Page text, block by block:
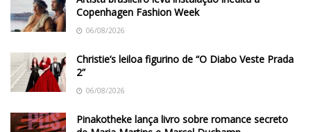
Copenhagen Fashion Week
06/08/2026
Christie’s leiloa figurino de “O Diabo Veste Prada
2”
06/08/2026
Pinakotheke lança livro sobre romance secreto